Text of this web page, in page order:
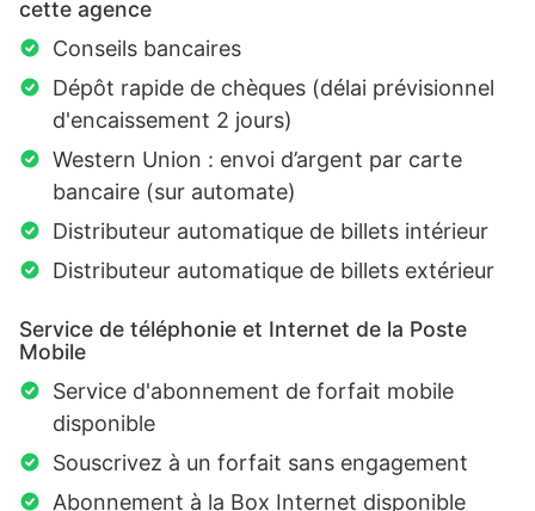
cette agence
Conseils bancaires
Dépôt rapide de chèques (délai prévisionnel
d'encaissement 2 jours)
Western Union : envoi d’argent par carte
bancaire (sur automate)
Distributeur automatique de billets intérieur
Distributeur automatique de billets extérieur
Service de téléphonie et Internet de la Poste
Mobile
Service d'abonnement de forfait mobile
disponible
Souscrivez à un forfait sans engagement
Abonnement à la Box Internet disponible